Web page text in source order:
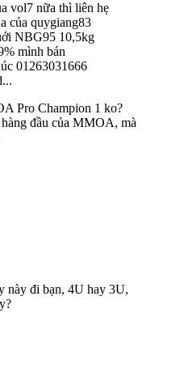
vol7 nữa thì liên hẹ
của quygiang83
NBG95 10,5kg
mình bán
01263031666
Pro Champion 1 ko?
đầu của MMOA, mà
này đi bạn, 4U hay 3U,